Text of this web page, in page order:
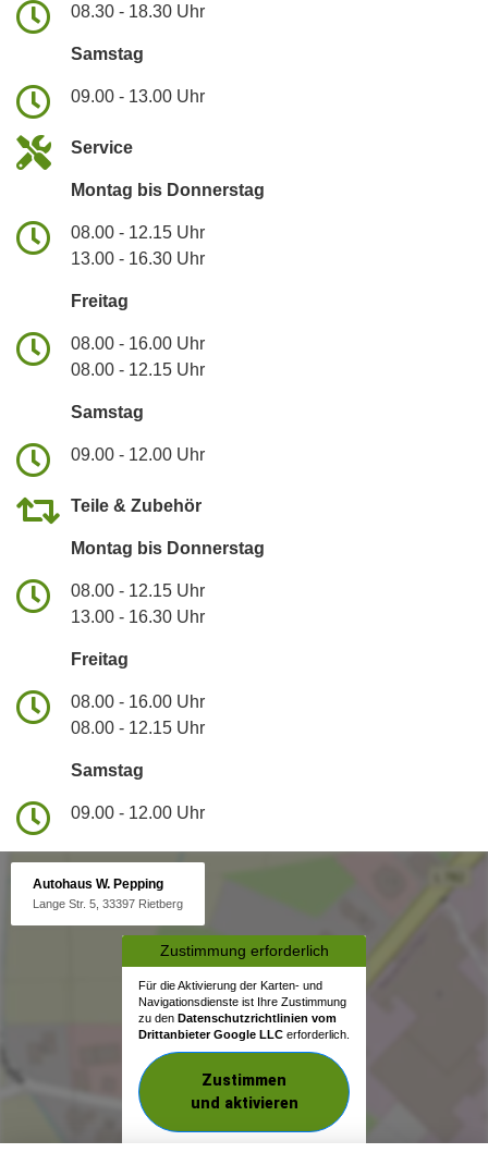
08.30 - 18.30 Uhr
Samstag
09.00 - 13.00 Uhr
Service
Montag bis Donnerstag
08.00 - 12.15 Uhr
13.00 - 16.30 Uhr
Freitag
08.00 - 16.00 Uhr
08.00 - 12.15 Uhr
Samstag
09.00 - 12.00 Uhr
Teile & Zubehör
Montag bis Donnerstag
08.00 - 12.15 Uhr
13.00 - 16.30 Uhr
Freitag
08.00 - 16.00 Uhr
08.00 - 12.15 Uhr
Samstag
09.00 - 12.00 Uhr
Autohaus W. Pepping
Lange Str. 5, 33397 Rietberg
Zustimmung erforderlich
Für die Aktivierung der Karten- und
Navigationsdienste ist Ihre Zustimmung
zu den Datenschutzrichtlinien vom
Drittanbieter Google LLC erforderlich.
Zustimmen
und aktivieren